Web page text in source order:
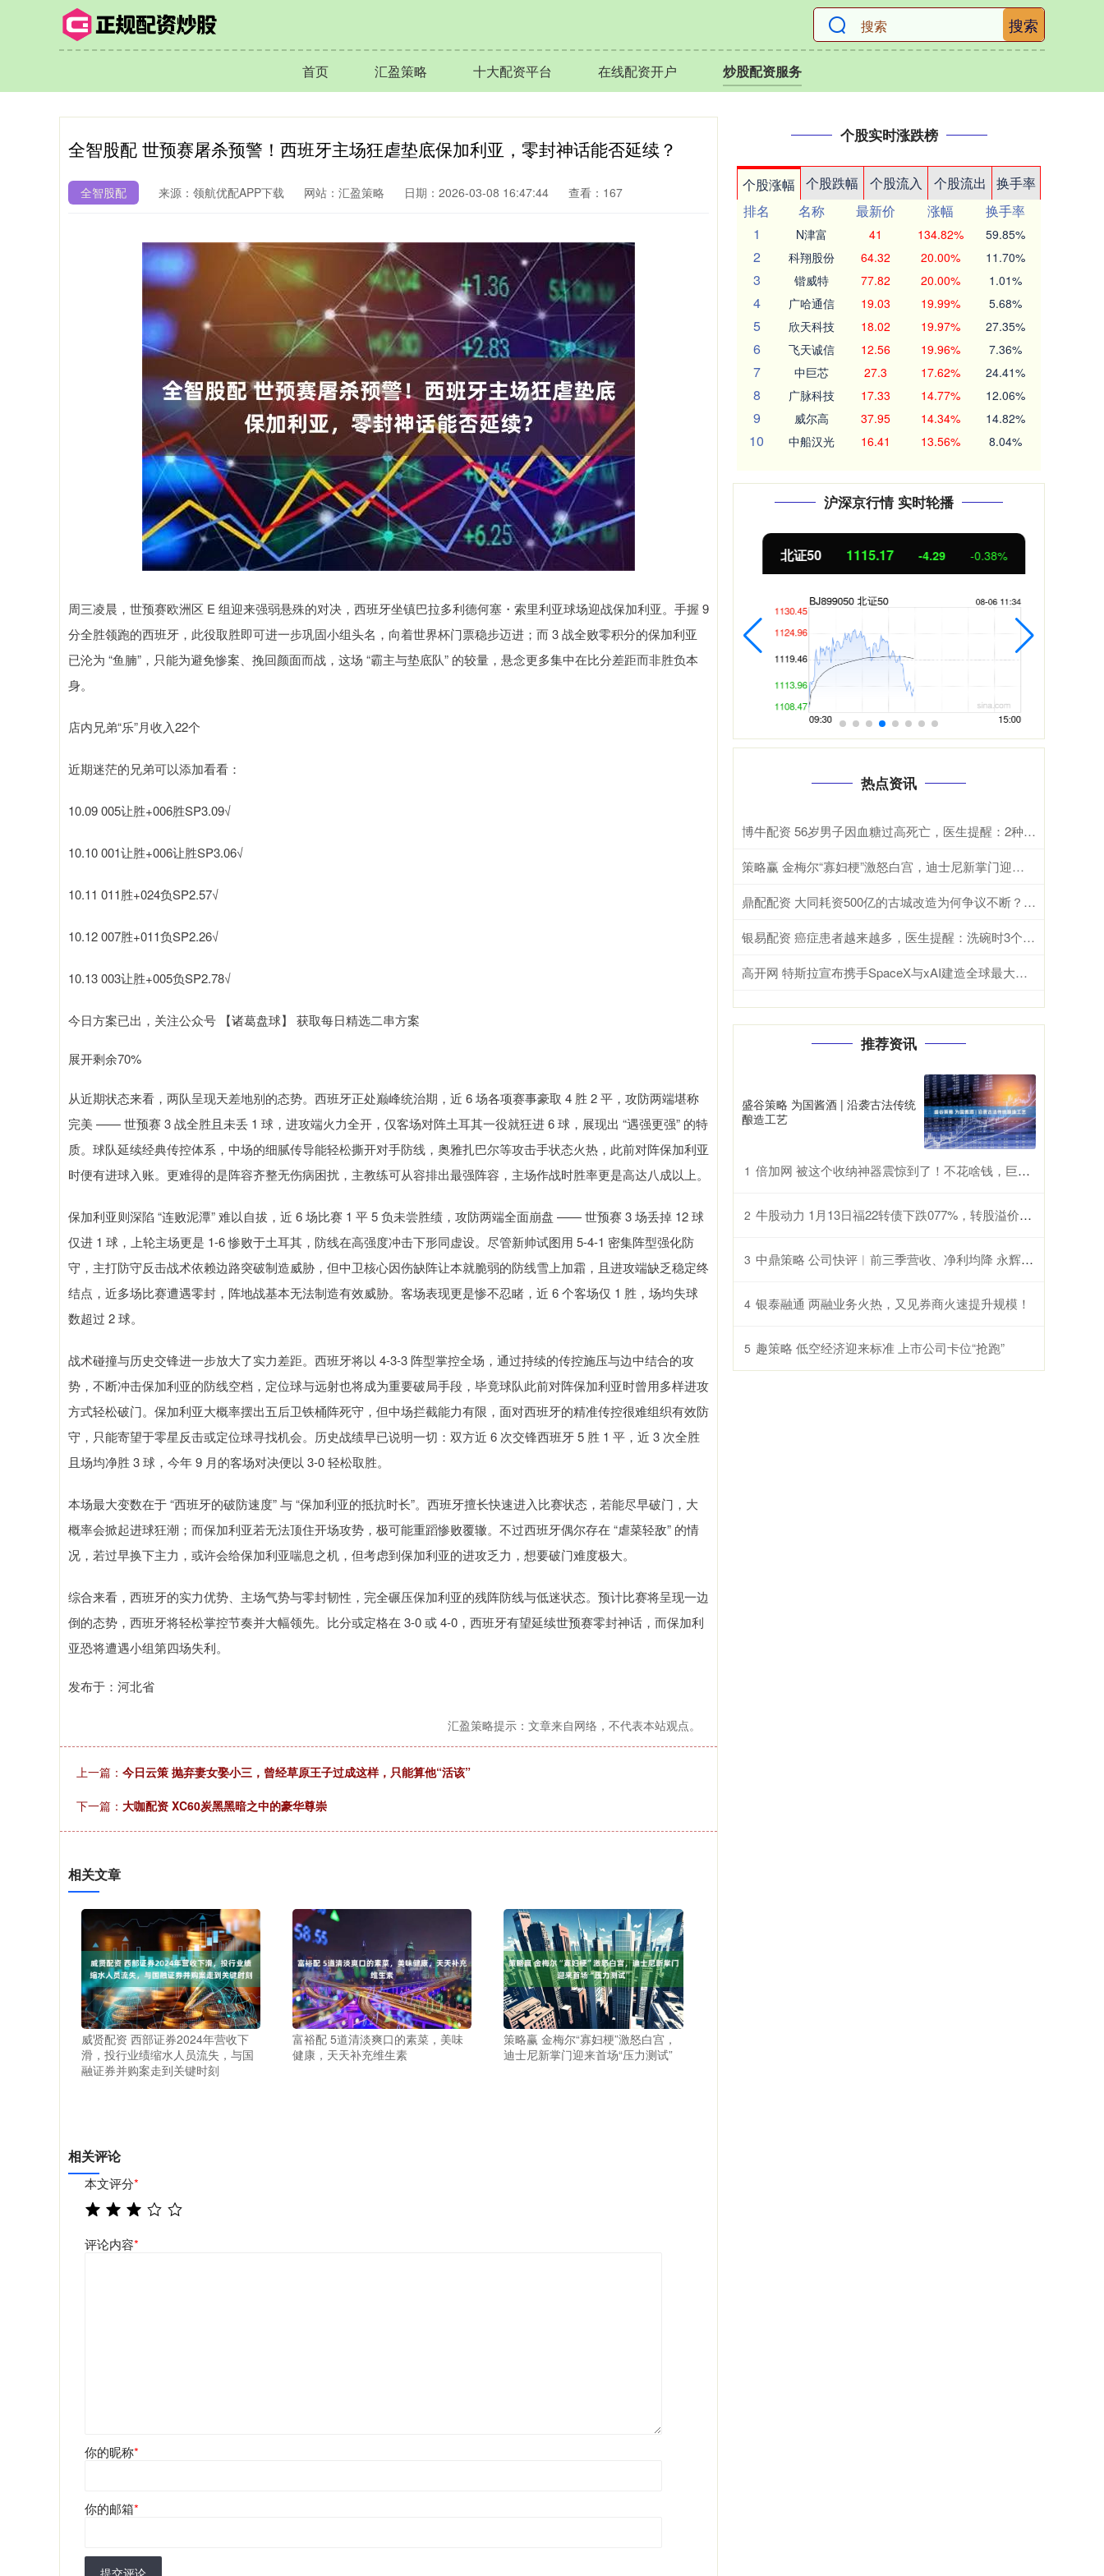
搜索
首页 汇盈策略 十大配资平台 在线配资开户 炒股配资服务
全智股配 世预赛屠杀预警！西班牙主场狂虐垫底保加利亚，零封神话能否延续？
全智股配 来源：领航优配APP下载 网站：汇盈策略 日期：2026-03-08 16:47:44 查看：167
周三凌晨，世预赛欧洲区 E 组迎来强弱悬殊的对决，西班牙坐镇巴拉多利德何塞・索里利亚球场迎战保加利亚。手握 9
分全胜领跑的西班牙，此役取胜即可进一步巩固小组头名，向着世界杯门票稳步迈进；而 3 战全败零积分的保加利亚
已沦为 “鱼腩”，只能为避免惨案、挽回颜面而战，这场 “霸主与垫底队” 的较量，悬念更多集中在比分差距而非胜负本
身。
店内兄弟“乐”月收入22个
近期迷茫的兄弟可以添加看看：
10.09 005让胜+006胜SP3.09√
10.10 001让胜+006让胜SP3.06√
10.11 011胜+024负SP2.57√
10.12 007胜+011负SP2.26√
10.13 003让胜+005负SP2.78√
今日方案已出，关注公众号 【诸葛盘球】 获取每日精选二串方案
展开剩余70%
从近期状态来看，两队呈现天差地别的态势。西班牙正处巅峰统治期，近 6 场各项赛事豪取 4 胜 2 平，攻防两端堪称
完美 —— 世预赛 3 战全胜且未丢 1 球，进攻端火力全开，仅客场对阵土耳其一役就狂进 6 球，展现出 “遇强更强” 的特
质。球队延续经典传控体系，中场的细腻传导能轻松撕开对手防线，奥雅扎巴尔等攻击手状态火热，此前对阵保加利亚
时便有进球入账。更难得的是阵容齐整无伤病困扰，主教练可从容排出最强阵容，主场作战时胜率更是高达八成以上。
保加利亚则深陷 “连败泥潭” 难以自拔，近 6 场比赛 1 平 5 负未尝胜绩，攻防两端全面崩盘 —— 世预赛 3 场丢掉 12 球
仅进 1 球，上轮主场更是 1-6 惨败于土耳其，防线在高强度冲击下形同虚设。尽管新帅试图用 5-4-1 密集阵型强化防
守，主打防守反击战术依赖边路突破制造威胁，但中卫核心因伤缺阵让本就脆弱的防线雪上加霜，且进攻端缺乏稳定终
结点，近多场比赛遭遇零封，阵地战基本无法制造有效威胁。客场表现更是惨不忍睹，近 6 个客场仅 1 胜，场均失球
数超过 2 球。
战术碰撞与历史交锋进一步放大了实力差距。西班牙将以 4-3-3 阵型掌控全场，通过持续的传控施压与边中结合的攻
势，不断冲击保加利亚的防线空档，定位球与远射也将成为重要破局手段，毕竟球队此前对阵保加利亚时曾用多样进攻
方式轻松破门。保加利亚大概率摆出五后卫铁桶阵死守，但中场拦截能力有限，面对西班牙的精准传控很难组织有效防
守，只能寄望于零星反击或定位球寻找机会。历史战绩早已说明一切：双方近 6 次交锋西班牙 5 胜 1 平，近 3 次全胜
且场均净胜 3 球，今年 9 月的客场对决便以 3-0 轻松取胜。
本场最大变数在于 “西班牙的破防速度” 与 “保加利亚的抵抗时长”。西班牙擅长快速进入比赛状态，若能尽早破门，大
概率会掀起进球狂潮；而保加利亚若无法顶住开场攻势，极可能重蹈惨败覆辙。不过西班牙偶尔存在 “虐菜轻敌” 的情
况，若过早换下主力，或许会给保加利亚喘息之机，但考虑到保加利亚的进攻乏力，想要破门难度极大。
综合来看，西班牙的实力优势、主场气势与零封韧性，完全碾压保加利亚的残阵防线与低迷状态。预计比赛将呈现一边
倒的态势，西班牙将轻松掌控节奏并大幅领先。比分或定格在 3-0 或 4-0，西班牙有望延续世预赛零封神话，而保加利
亚恐将遭遇小组第四场失利。
发布于：河北省
汇盈策略提示：文章来自网络，不代表本站观点。
上一篇： 今日云策 抛弃妻女娶小三，曾经草原王子过成这样，只能算他“活该”
下一篇： 大咖配资 XC60炭黑黑暗之中的豪华尊崇
相关文章
威贤配资 西部证券2024年营收下
滑，投行业绩缩水人员流失，与国
融证券并购案走到关键时刻
富裕配 5道清淡爽口的素菜，美味
健康，天天补充维生素
策略赢 金梅尔“寡妇梗”激怒白宫，
迪士尼新掌门迎来首场“压力测试”
相关评论
本文评分*
评论内容*
你的昵称*
你的邮箱*
提交评论
个股实时涨跌榜
个股涨幅 个股跌幅 个股流入 个股流出
换手率
排名
名称 最新价 涨幅
换手率
1
N津富 41 134.82% 59.85%
2 科翔股份 64.32 20.00% 11.70%
3 锴威特 77.82 20.00% 1.01%
4 广哈通信 19.03 19.99% 5.68%
5 欣天科技 18.02 19.97% 27.35%
6 飞天诚信 12.56 19.96% 7.36%
7 中巨芯 27.3 17.62% 24.41%
8 广脉科技 17.33 14.77% 12.06%
9 威尔高 37.95 14.34% 14.82%
10 中船汉光 16.41 13.56% 8.04%
沪深京行情 实时轮播
深证成指 14070.78 -73.43 -0.52% 沪深300 4637.89 北证50 1115.17 -4.29 -0.38%
热点资讯
博牛配资 56岁男子因血糖过高死亡，医生提醒：2种素食，糖尿病人尽量少吃
策略赢 金梅尔“寡妇梗”激怒白宫，迪士尼新掌门迎来首场“压力测试”
鼎配配资 大同耗资500亿的古城改造为何争议不断？是失败还是成功呢
银易配资 癌症患者越来越多，医生提醒：洗碗时3个坏习惯，你有几个？ 洗碗的方式
高开网 特斯拉宣布携手SpaceX与xAI建造全球最大芯片厂 年产能1太瓦
推荐资讯
盛谷策略 为国酱酒 | 沿袭古法传统
酿造工艺
1 倍加网 被这个收纳神器震惊到了！不花啥钱，巨巨巨能装，房间大1倍
2 牛股动力 1月13日福22转债下跌077%，转股溢价率4048%
3 中鼎策略 公司快评︱前三季营收、净利均降 永辉超市为何还能“三连板”？
4 银泰融通 两融业务火热，又见券商火速提升规模！
5 趣策略 低空经济迎来标准 上市公司卡位“抢跑”